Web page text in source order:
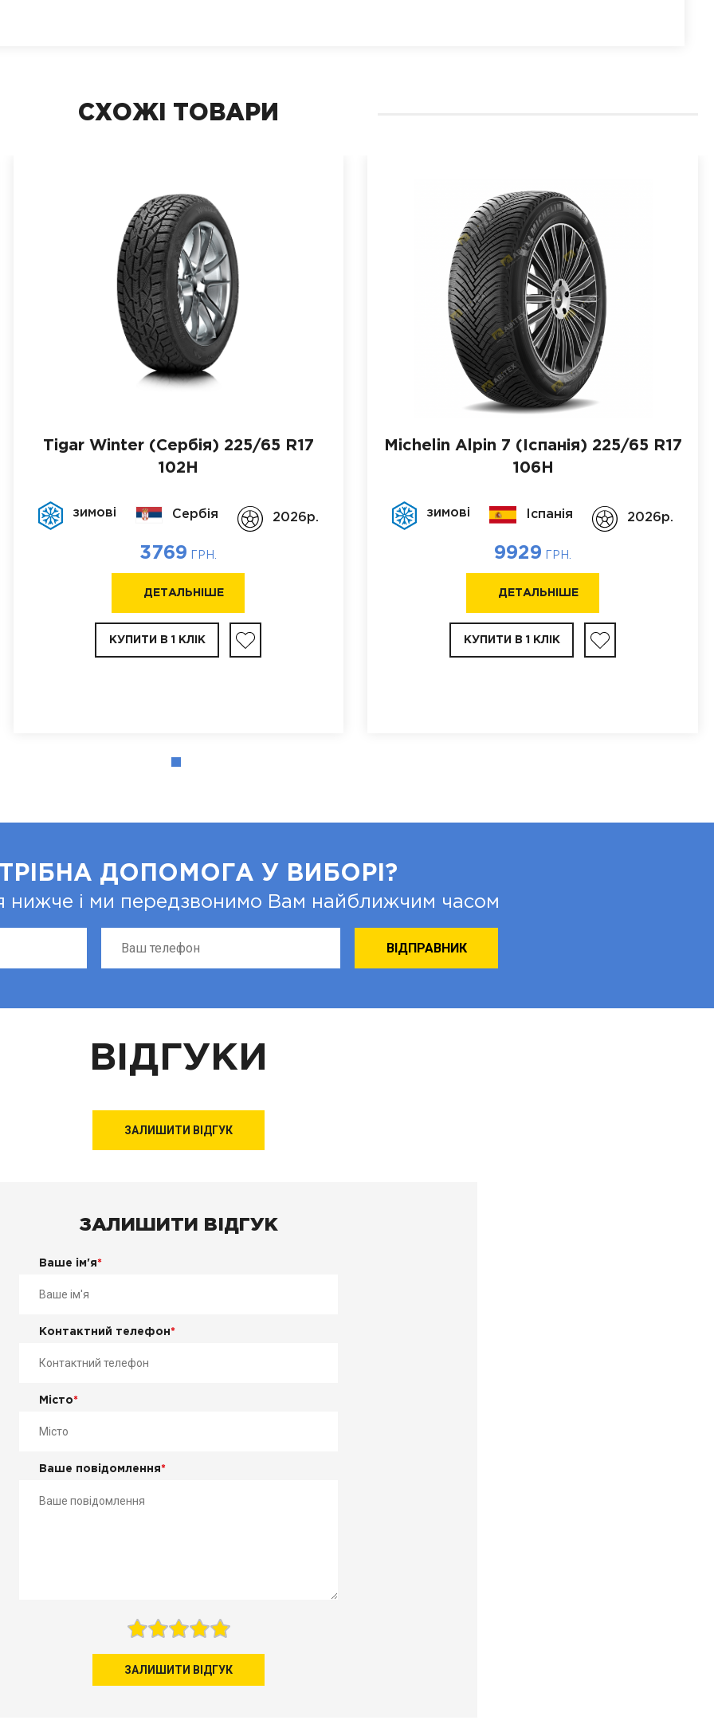
СХОЖІ ТОВАРИ
Tigar Winter (Сербія) 225/65 R17
102H
зимові Сербія 2026p.
3769 ГРН.
ДЕТАЛЬНІШЕ
КУПИТИ В 1 КЛІК
Michelin Alpin 7 (Іспанія) 225/65 R17
106H
зимові Іспанія 2026p.
9929 ГРН.
ДЕТАЛЬНІШЕ
КУПИТИ В 1 КЛІК
ДОПОМОГА У ВИБОРІ?
нижче і ми передзвонимо Вам найближчим часом
ВІДГУКИ
ЗАЛИШИТИ ВІДГУК
ЗАЛИШИТИ ВІДГУК
Ваше ім'я*
Контактний телефон*
Місто*
Ваше повідомлення*
ЗАЛИШИТИ ВІДГУК